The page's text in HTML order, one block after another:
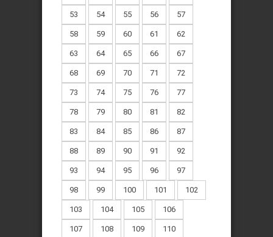
53 54 55 56 57
58 59 60 61 62
63 64 65 66 67
68 69 70 71 72
73 74 75 76 77
78 79 80 81 82
83 84 85 86 87
88 89 90 91 92
93 94 95 96 97
98 99 100 101 102
103 104 105 106
107 108 109 110